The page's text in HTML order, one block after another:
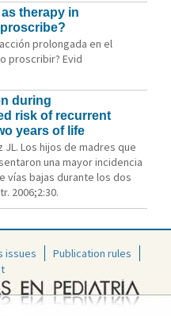
therapy in
prolongada en el
proscribir? Evid
during
risk of recurrent
years of life
JL. Los hijos de madres que
una mayor incidencia
vías bajas durante los dos
2006;2:30.
issues
Publication rules